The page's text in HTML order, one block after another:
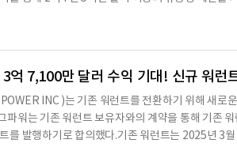
플러그의 고급 연료 전지 기술을 활용한 보조 및
에 대한 수요가 증가하는 데이터 센터 분야에서
동 시간을 요구하는 시설에 탄력적이고 제로 배출
프로그램과 관련된 활동을 중단하고, 수소 네트워
급 계약은 경쟁력 있는 가격의 장기 수소 공급을
Marsh)는 "우리가 오늘 취하고 있는 조치는 플
이동성, 산업, 고정 전력 응용 분야에서 고객 기반
억 7,100만 달러 수익 기대! 신규 워런
INC )는 기존 워런트를 전환하기 위해 새로
파워는 기존 워런트 보유자와의 계약을 통해 기존
를 발행하기로 합의했다.기존 워런트는 2025년 3